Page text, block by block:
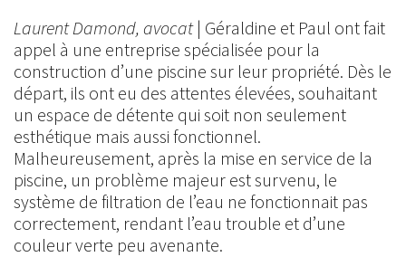
Laurent Damond, avocat | Géraldine et Paul ont fait
appel à une entreprise spécialisée pour la
construction d’une piscine sur leur propriété. Dès le
départ, ils ont eu des attentes élevées, souhaitant
un espace de détente qui soit non seulement
esthétique mais aussi fonctionnel.
Malheureusement, après la mise en service de la
piscine, un problème majeur est survenu, le
système de filtration de l’eau ne fonctionnait pas
correctement, rendant l’eau trouble et d’une
couleur verte peu avenante.